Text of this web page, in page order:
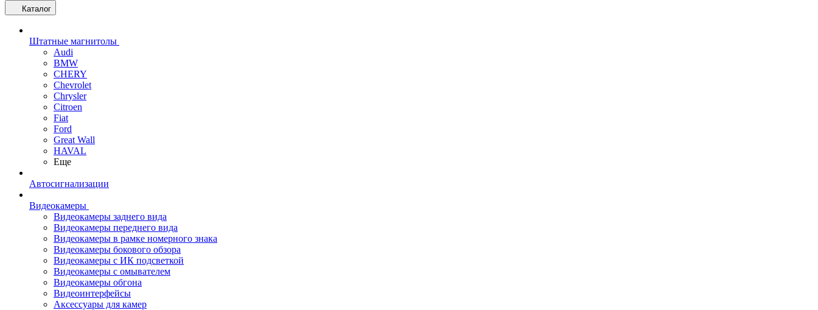
Каталог
Штатные магнитолы
Audi
BMW
CHERY
Chevrolet
Chrysler
Citroen
Fiat
Ford
Great Wall
HAVAL
Еще
Автосигнализации
Видеокамеры
Видеокамеры заднего вида
Видеокамеры переднего вида
Видеокамеры в рамке номерного знака
Видеокамеры бокового обзора
Видеокамеры с ИК подсветкой
Видеокамеры с омывателем
Видеокамеры обгона
Видеоинтерфейсы
Аксессуары для камер